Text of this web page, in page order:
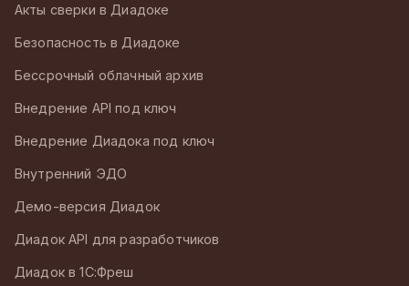
Акты сверки в Диадоке
Безопасность в Диадоке
Бессрочный облачный архив
Внедрение API под ключ
Внедрение Диадока под ключ
Внутренний ЭДО
Демо-версия Диадок
Диадок API для разработчиков
Диадок в 1С:Фреш